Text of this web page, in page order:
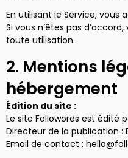
En utilisant le Service, vous
Si vous n’êtes pas
toute utilisation.
2. Mentions
hébergement
Édition du site :
Le site Followords est édité
Directeur de la publication :
Email de contact :